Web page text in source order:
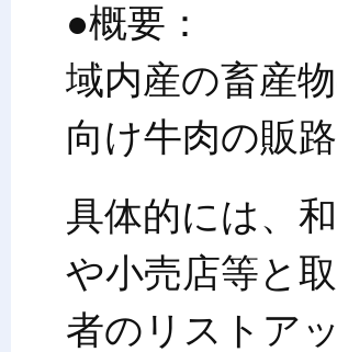
●概要：
域内産の畜産
向け牛肉の販
具体的には、
や小売店等と
者のリストア